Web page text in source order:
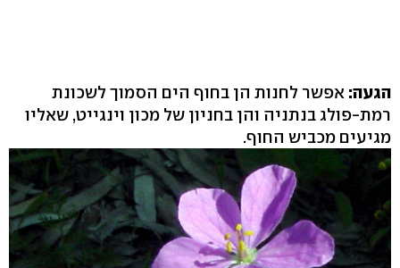
הגעה: אפשר לחנות הן בחוף הים הסמוך לשכונת
רמת-פולג בנתניה והן בחניון של מכון וינגייט, שאליו
מגיעים מכביש החוף.